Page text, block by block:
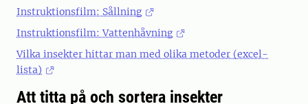
Instruktionsfilm: Sållning
Instruktionsfilm: Vattenhåvning
Vilka insekter hittar man med olika metoder (excel-
lista)
Att titta på och sortera insekter